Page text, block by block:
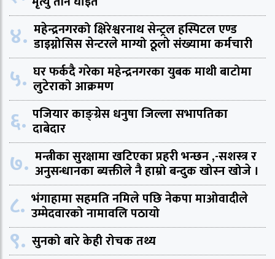
४. महेन्द्रनगरको क्षिरेश्वरनाथ सेन्ट्रल हस्पिटल एण्ड
डाइग्नोसिस सेन्टरले माग्यो ठूलो संख्यामा कर्मचारी
५. घर फर्कदै गरेका महेन्द्रनगरका युबक माथी बाटोमा
लुटेराको आक्रमण
६. पजियार काङ्ग्रेस धनुषा जिल्ला सभापतिका
दाबेदार
७. मन्त्रीका सुरक्षामा खटिएका प्रहरी भन्छन ,-सशस्त्र र
अनुसन्धानका ब्यक्तीले नै हाम्रो बन्दुक खोस्न खोजे ।
८. भंगाहामा सहमति नमिले पछि नेकपा माओवादीले
उम्मेदवारको नामावलि पठायो
९. सुनको बारे केही रोचक तथ्य